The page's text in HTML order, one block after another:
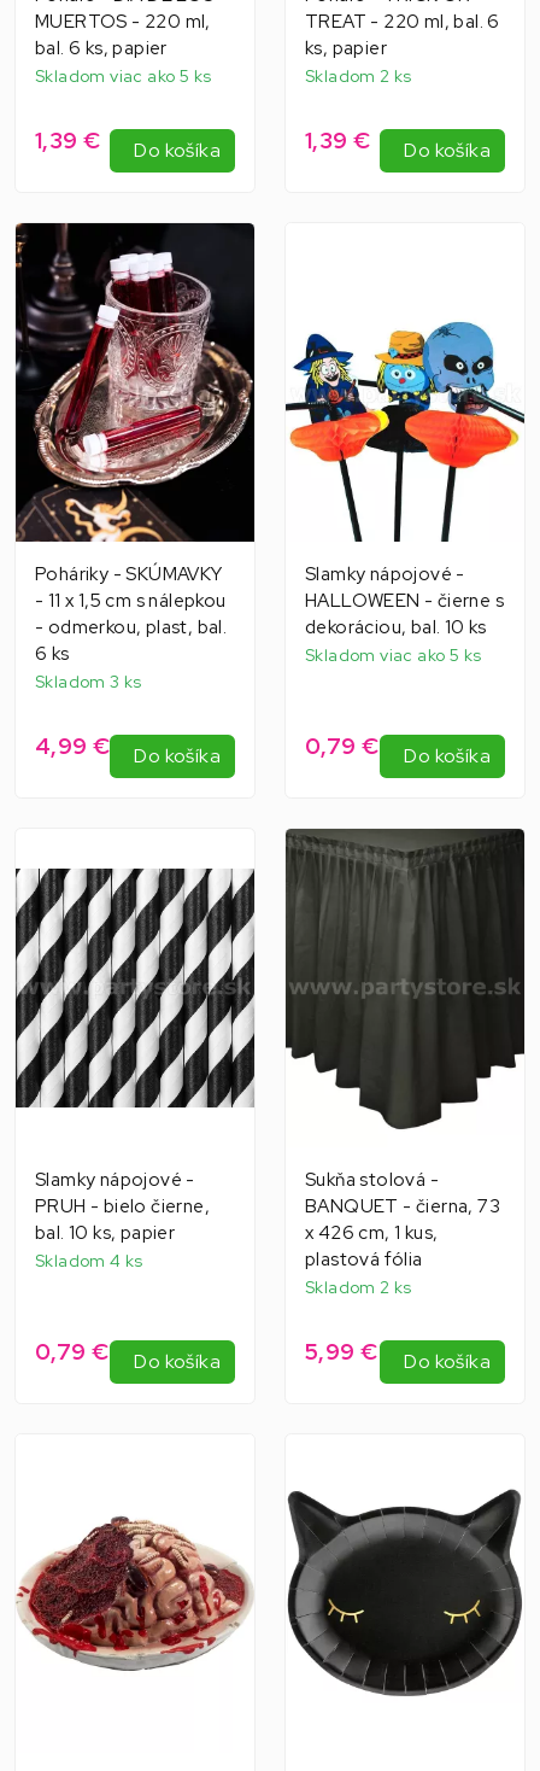
MUERTOS - 220 ml,
bal. 6 ks, papier
Skladom viac ako 5 ks
1,39 € Do košíka
TREAT - 220 ml, bal. 6
ks, papier
Skladom 2 ks
1,39 € Do košíka
Poháriky - SKÚMAVKY
- 11 x 1,5 cm s nálepkou
- odmerkou, plast, bal.
6 ks
Skladom 3 ks
4,99 € Do košíka
Slamky nápojové -
HALLOWEEN - čierne s
dekoráciou, bal. 10 ks
Skladom viac ako 5 ks
0,79 € Do košíka
Slamky nápojové -
PRUH - bielo čierne,
bal. 10 ks, papier
Skladom 4 ks
0,79 € Do košíka
Sukňa stolová -
BANQUET - čierna, 73
x 426 cm, 1 kus,
plastová fólia
Skladom 2 ks
5,99 € Do košíka